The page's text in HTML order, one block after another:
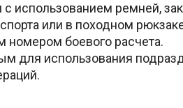
использованием ремней,
или в походном
номером боевого расчета.
для использования